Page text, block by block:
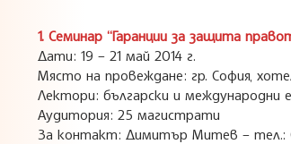
1. Семинар “Гаранции за защита
Дати: 19 – 21 май 2014 г.
Място на провеждане: гр. София,
Лектори: български и международни
Аудитория: 25 магистрати
За контакт: Димитър Митев – тел.: